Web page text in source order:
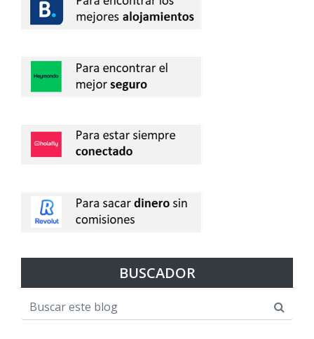
BUSCADOR